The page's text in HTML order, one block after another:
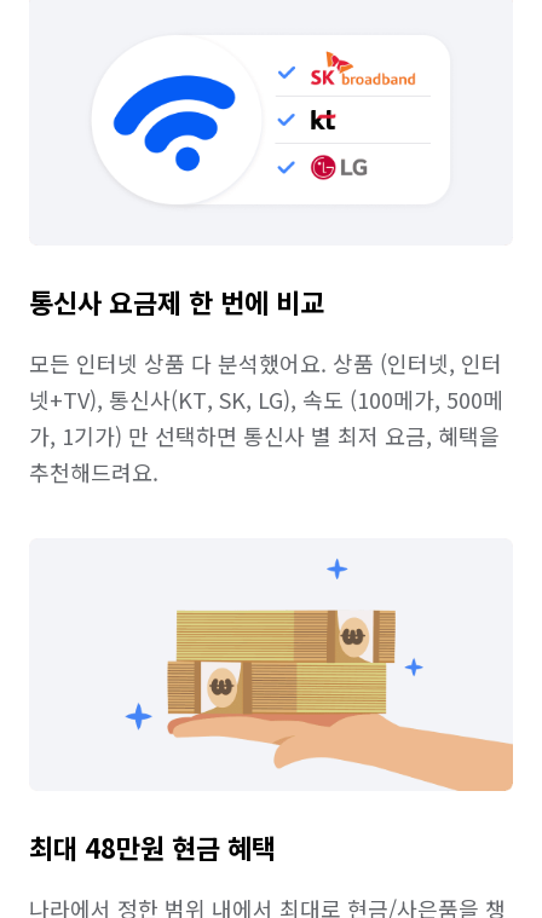
통신사 요금제 한 번에 비교
모든 인터넷 상품 다 분석했어요. 상품 (인터넷, 인터
넷+TV), 통신사(KT, SK, LG), 속도 (100메가, 500메
가, 1기가) 만 선택하면 통신사 별 최저 요금, 혜택을
추천해드려요.
최대 48만원 현금 혜택
나라에서 정한 범위 내에서 최대로 현금/사은품을 챙